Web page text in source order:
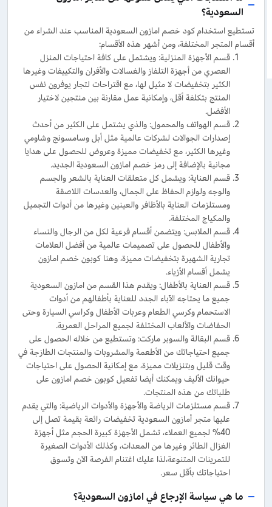
السعودية؟
تستطيع استخدام كود خصم امازون السعودية المناسب عند الشراء من
أقسام المتجر المختلفة، ومن أشهر هذه الأقسام:
قسم الأجهزة المنزلية: ويشتمل على كافة احتياجات المنزل
العصري من أجهزة التلفاز والغسالات والأفران والتكييفات وغيرها
الكثير بتخفيضات لا مثيل لها، مع اقتراحات لتجار يوفرون نفس
المنتج بتكلفة أقل، وإمكانية عمل مقارنة بين منتجين لاختيار
الأفضل.
قسم الهواتف والمحمول: والذي يشتمل على الكثير من أحدث
إصدارات الجوالات لشركات عالمية مثل أبل وسامسونج وشاومي
وغيرها الكثير، مع تخفيضات مميزة وعروض للحصول على هدايا
مجانية بالإضافة إلى رمز خصم امازون السعودية الجديد.
قسم العناية: ويشمل كل متعلقات العناية بالشعر والجسم
والوجه ولوازم الحفاظ على الجمال، والعدسات اللاصقة
ومستلزمات العناية بالأظافر والعينين وغيرها من أدوات التجميل
والمكياج المختلفة.
قسم الملابس: ويتضمن أقسام فرعية لكل من الرجال والنساء
والأطفال للحصول على تصميمات عالمية من أفضل العلامات
تجارية الشهيرة بتخفيضات مميزة، وهنا كوبون خصم امازون
يشمل أقسام الأزياء.
قسم العناية بالأطفال: ويقدم هذا القسم من امازون السعودية
جميع ما يحتاجه الآباء الجدد للعناية بأطفالهم من أدوات
الاستحمام وكرسي الطعام وعربات الأطفال وكراسي السيارة وحتى
الحفاضات والألعاب المختلفة لجميع المراحل العمرية.
قسم البقالة والسوبر ماركت: وتستطيع من خلاله الحصول على
جميع احتياجاتك من الأطعمة والمشروبات والمنتجات الطازجة في
وقت قليل وبتنزيلات مميزة، مع إمكانية الحصول على احتياجات
حيوانك الأليف ويمكنك أيضا تفعيل كوبون خصم امازون على
طلباتك من هذه المنتجات.
قسم مستلزمات الرياضة والأجهزة والأدوات الرياضية: والتي يقدم
عليها متجر أمازون السعودية تخفيضات رائعة بقيمة تصل إلى
40% لجميع العملاء، تشمل الأجهزة كبيرة الحجم مثل أجهزة
الغزال الطائر وغيرها من المعدات، وكذلك الأدوات الصغيرة
للتمرينات المتنوعة،لذا عليك اغتنام الفرصة الآن وتسوق
احتياجاتك بأقل سعر.
ما هي سياسة الإرجاع في امازون السعودية؟